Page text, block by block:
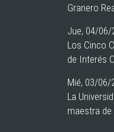
Granero
Jue, 04/06/
Los Cinco
de Interés
Mié, 03/06/
La
maestra